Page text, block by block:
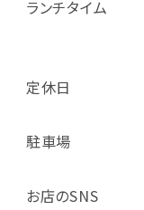
ランチタイム
定休日
駐車場
お店のSNS